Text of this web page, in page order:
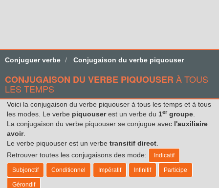
Conjuguer verbe Conjugaison du verbe piquouser
CONJUGAISON DU VERBE PIQUOUSER À TOUS
LES TEMPS
Voici la conjugaison du verbe piquouser à tous les temps et à tous
les modes. Le verbe piquouserest un verbe du 1er groupe
La conjugaison du verbe piquouser se conjugue avec l'auxiliaire
avoir.
Le verbe piquouser est un verbe transitif direct
Retrouver toutes les conjugaisons des mode:
Indicatif
Subjonctif Conditionnel Impératif Infinitif Participe
Gérondif